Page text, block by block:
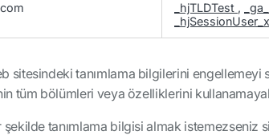
_hjTLDTest ,
sitesindeki tanımlama bilgilerini
tüm bölümleri veya özelliklerini
şekilde tanımlama bilgisi almak istemezseniz